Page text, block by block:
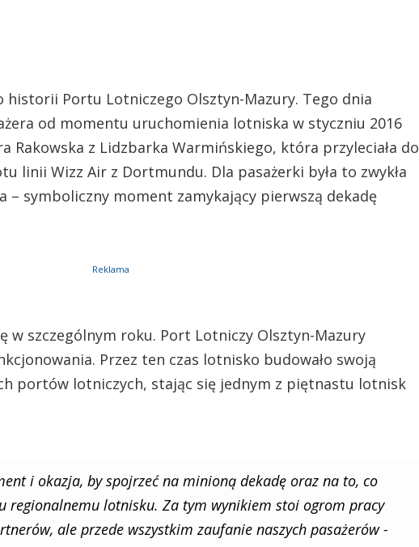
historii Portu Lotniczego Olsztyn-Mazury. Tego dnia
od momentu uruchomienia lotniska w styczniu 2016
Rakowska z Lidzbarka Warmińskiego, która przyleciała do
linii Wizz Air z Dortmundu. Dla pasażerki była to zwykła
– symboliczny moment zamykający pierwszą dekadę
Reklama
w szczególnym roku. Port Lotniczy Olsztyn-Mazury
Przez ten czas lotnisko budowało swoją
portów lotniczych, stając się jednym z piętnastu lotnisk
i okazja, by spojrzeć na minioną dekadę oraz na to, co
regionalnemu lotnisku. Za tym wynikiem stoi ogrom pracy
ale przede wszystkim zaufanie naszych pasażerów -